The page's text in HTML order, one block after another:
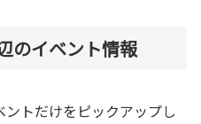
のイベント情報
トだけをピックアップし